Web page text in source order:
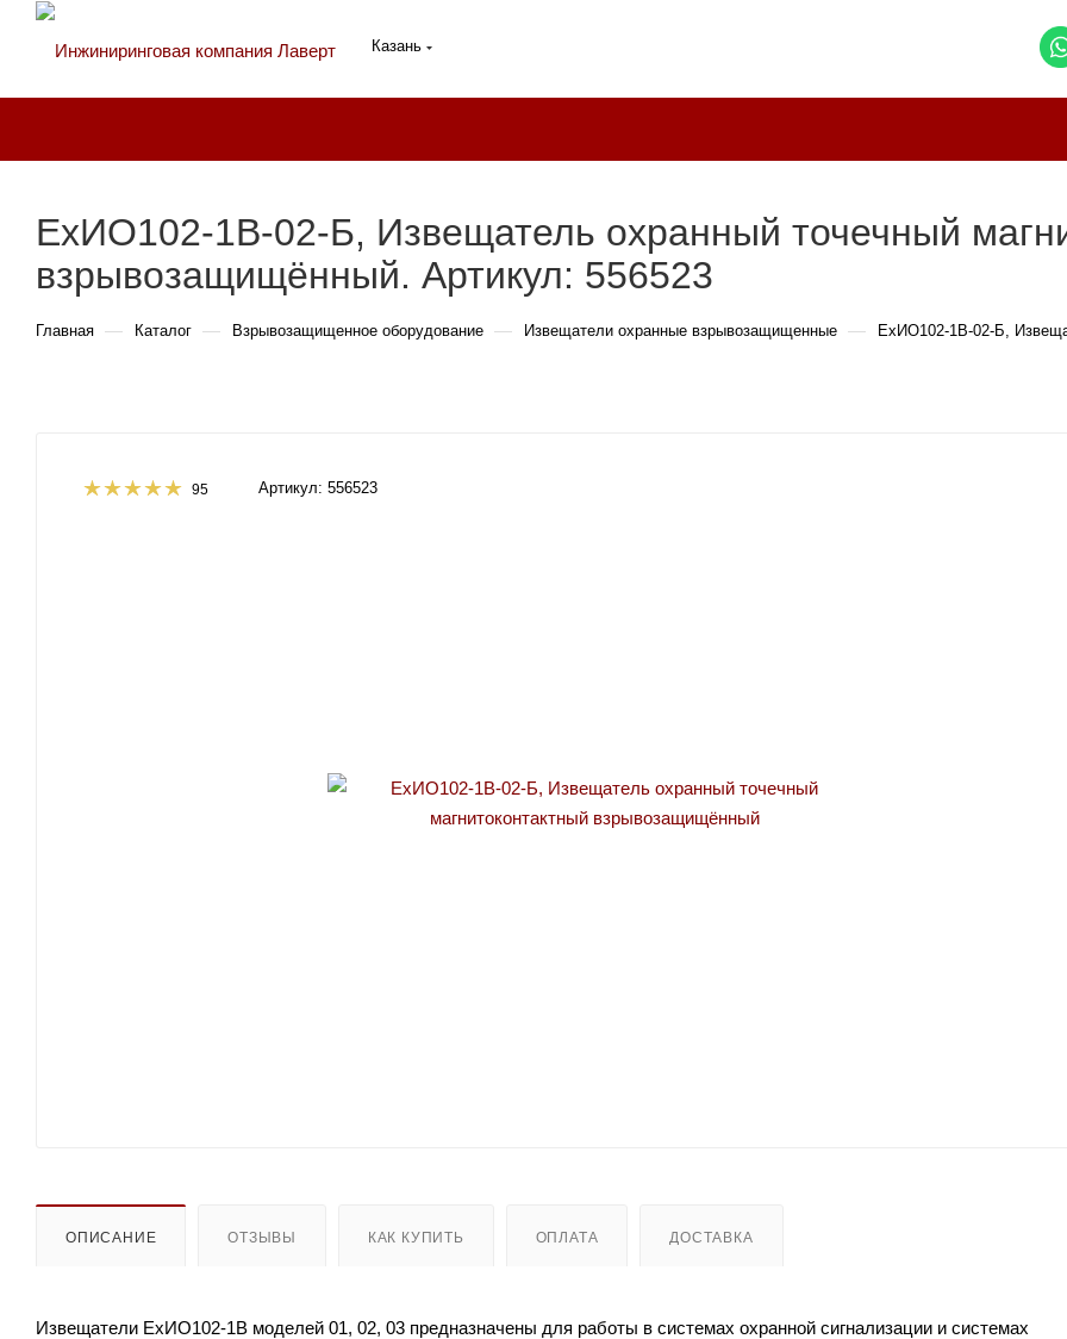
Казань
ExИО102-1В-02-Б, Извещатель охранный точечный
взрывозащищённый. Артикул: 556523
Главная — Каталог — Взрывозащищенное оборудование — Извещатели охранные взрывозащищенные — ExИО102-1В-02-Б,
95 Артикул: 556523
ОПИСАНИЕ ОТЗЫВЫ КАК КУПИТЬ ОПЛАТА ДОСТАВКА
Извещатели ЕхИО102-1В моделей 01, 02, 03 предназначены для работы в системах охранной сигнализации и системах